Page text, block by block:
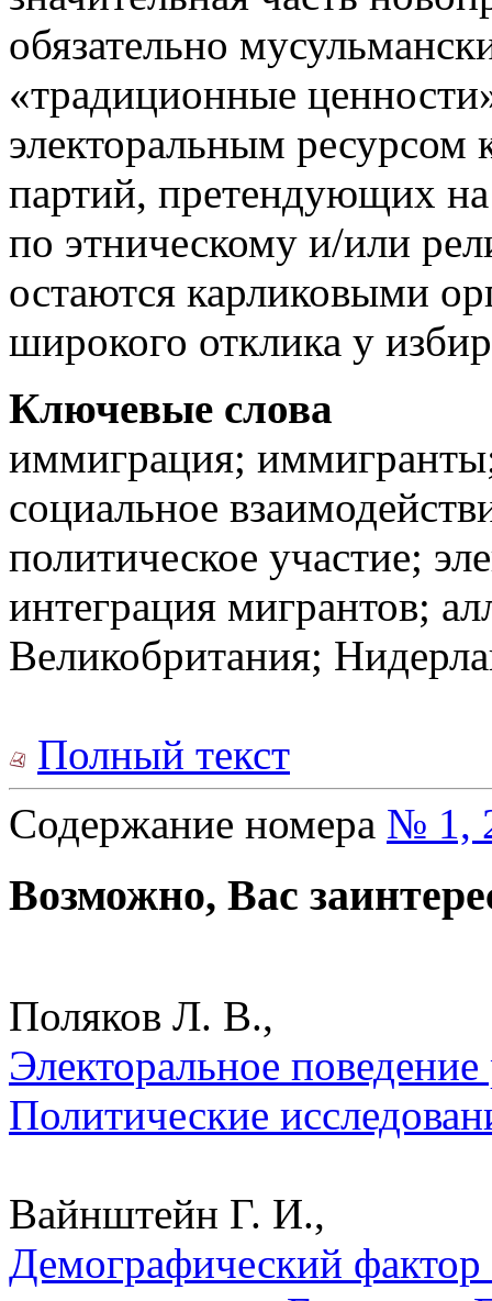
обязательно
«традиционные
электоральным ресурсом
партий, претендующих на
по этническому и/или
остаются карликовыми
широкого отклика у
Ключевые слова
иммиграция;
социальное
политическое участие;
интеграция мигрантов;
Великобритания;
Полный текст
Содержание номера № 1,
Возможно, Вас
Поляков Л. В.,
Электоральное
Политические
Вайнштейн Г. И.,
Демографический